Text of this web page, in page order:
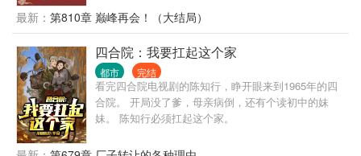
最新： 第810章 巅峰再会！（大结局）
四合院：我要扛起这个家
都市 完结
看完四合院电视剧的陈知行，睁开眼来到1965年的四
合院。 开局没了爹，母亲病倒，还有个读初中的妹
妹。 陈知行必须扛起这个家。